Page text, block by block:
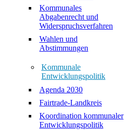
Kommunales
Abgabenrecht und
Widerspruchsverfahren
Wahlen und
Abstimmungen
Kommunale
Entwicklungspolitik
Agenda 2030
Fairtrade-Landkreis
Koordination kommunaler
Entwicklungspolitik